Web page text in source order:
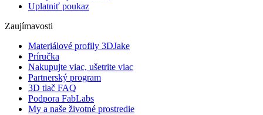
Uplatniť poukaz
Zaujímavosti
Materiálové profily 3DJake
Príručka
Nakupujte viac, ušetrite viac
Partnerský program
3D tlač FAQ
Podpora FabLabs
My a naše životné prostredie